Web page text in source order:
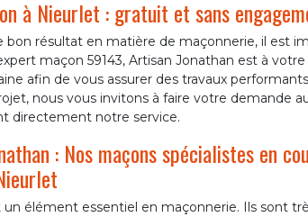
à Nieurlet : gratuit et sans
bon résultat en matière de maçonnerie, il est
maçon 59143, Artisan Jonathan est à
afin de vous assurer des travaux
nous vous invitons à faire votre demande
directement notre service.
: Nos maçons spécialistes en
un élément essentiel en maçonnerie. Ils sont